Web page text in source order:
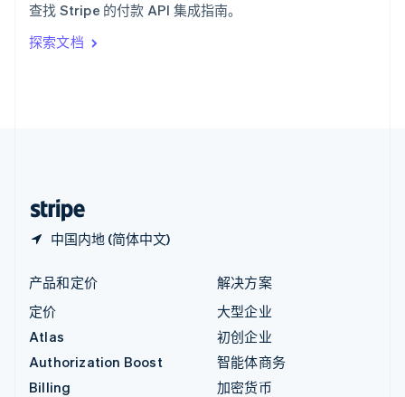
查找 Stripe 的付款 API 集成指南。
探索文档
中国内地 (简体中文)
ItalianoEnglish
印度
English
产品和定价
定价
Atlas
Authorization Boost
Billing
解决方案
大型企业
初创企业
智能体商务
加密货币